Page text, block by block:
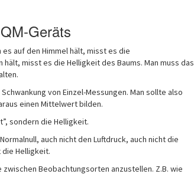
Geräts
es auf den Himmel hält, misst es die
hält, misst es die Helligkeit des Baums. Man muss das
von Einzel-Messungen. Man sollte also
einen Mittelwert bilden.
sondern die Helligkeit.
auch nicht den Luftdruck, auch nicht die
die Helligkeit.
zwischen Beobachtungsorten anzustellen. Z.B. wie